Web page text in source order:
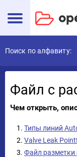
Поиск по алфавиту:
Файл с
Чем открыть,
Типы линий
Valve Leak
Файл разметки